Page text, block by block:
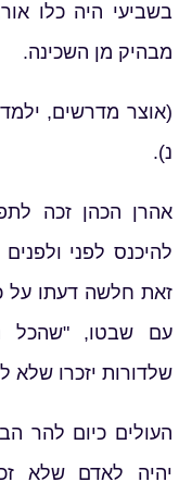
בשביעי היה כלו
מבהיק מן השכינה.
(אוצר מדרשים,
נ).
אהרן הכהן זכה
להיכנס לפני
זאת חלשה דעתו על
עם שבטו, "שהכל
שלדורות יזכרו
העולים כיום להר
יהיה לאדם שלא